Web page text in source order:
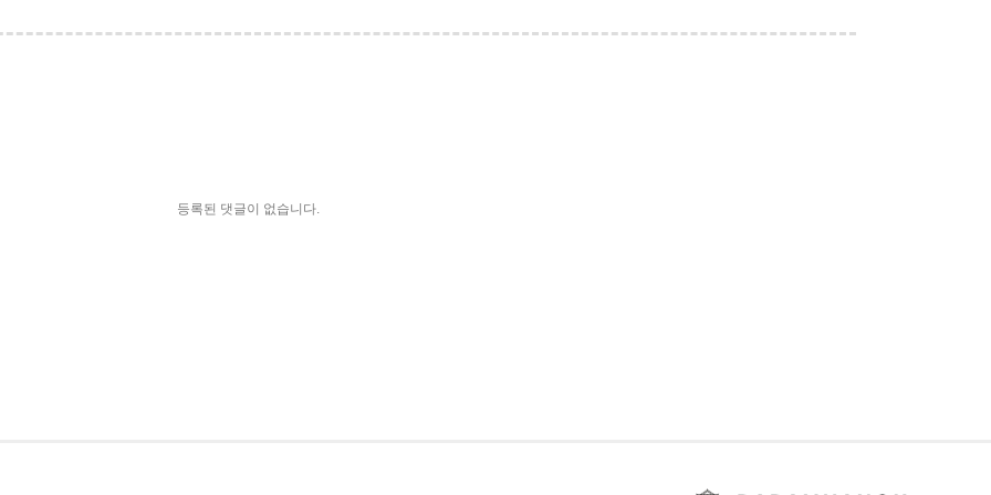
등록된 댓글이 없습니다.